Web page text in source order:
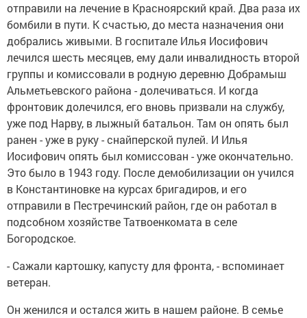
отправили на лечение в Красноярский край. Два раза их
бомбили в пути. К счастью, до места назначения они
добрались живыми. В госпитале Илья Иосифович
лечился шесть месяцев, ему дали инвалидность второй
группы и комиссовали в родную деревню Добрамыш
Альметьевского района - долечиваться. И когда
фронтовик долечился, его вновь призвали на службу,
уже под Нарву, в лыжный батальон. Там он опять был
ранен - уже в руку - снайперской пулей. И Илья
Иосифович опять был комиссован - уже окончательно.
Это было в 1943 году. После демобилизации он учился
в Константиновке на курсах бригадиров, и его
отправили в Пестречинский район, где он работал в
подсобном хозяйстве Татвоенкомата в селе
Богородское.
- Сажали картошку, капусту для фронта, - вспоминает
ветеран.
Он женился и остался жить в нашем районе. В семье